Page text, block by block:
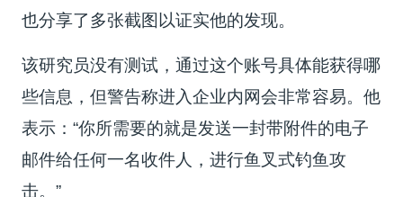
也分享了多张截图以证实他的发现。
该研究员没有测试，通过这个账号具体能获得哪
些信息，但警告称进入企业内网会非常容易。他
表示：“你所需要的就是发送一封带附件的电子
邮件给任何一名收件人，进行鱼叉式钓鱼攻
击。”